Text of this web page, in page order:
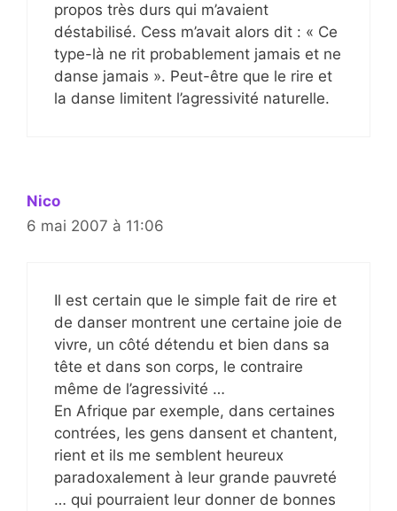
propos très durs qui m’avaient
déstabilisé. Cess m’avait alors dit : « Ce
type-là ne rit probablement jamais et ne
danse jamais ». Peut-être que le rire et
la danse limitent l’agressivité naturelle.
Nico
6 mai 2007 à 11:06
Il est certain que le simple fait de rire et
de danser montrent une certaine joie de
vivre, un côté détendu et bien dans sa
tête et dans son corps, le contraire
même de l’agressivité …
En Afrique par exemple, dans certaines
contrées, les gens dansent et chantent,
rient et ils me semblent heureux
paradoxalement à leur grande pauvreté
… qui pourraient leur donner de bonnes